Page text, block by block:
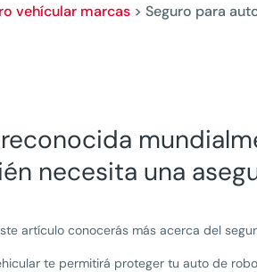
vehícular marcas > Seguro para
necesita una
artículo conocerás más acerca del
te permitirá proteger tu auto de